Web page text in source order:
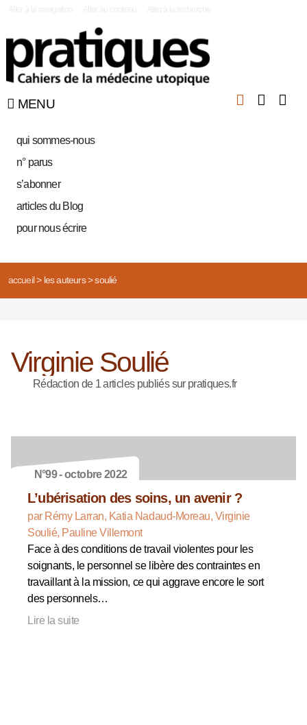
MENU
qui sommes-nous
n° parus
s’abonner
articles du Blog
pour nous écrire
accueil> les auteurs> soulié
Virginie Soulié
Rédaction de 1 articles publiés sur pratiques.fr
N°99 - octobre 2022
L’ubérisation des soins, un avenir ?
par Rémy Larran, Katia Nadaud-Moreau, Virginie
Soulié, Pauline Villemont
Face à des conditions de travail violentes pour les
soignants, le personnel se libère des contraintes en
travaillant à la mission, ce qui aggrave encore le sort
des personnels…
Lire la suite